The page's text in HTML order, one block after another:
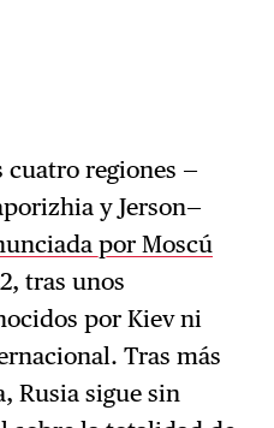
cuatro regiones —
y Jerson—
por Moscú
tras unos
por Kiev ni
Tras más
Rusia sigue sin